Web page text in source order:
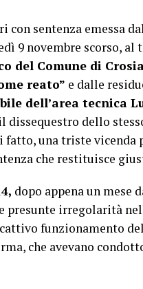
con sentenza emessa
9 novembre scorso, al
del Comune di
reato” e dalle
dell’area tecnica
dissequestro dello
fatto, una triste vicenda
che restituisce
dopo appena un mese
presunte irregolarità
funzionamento
che avevano